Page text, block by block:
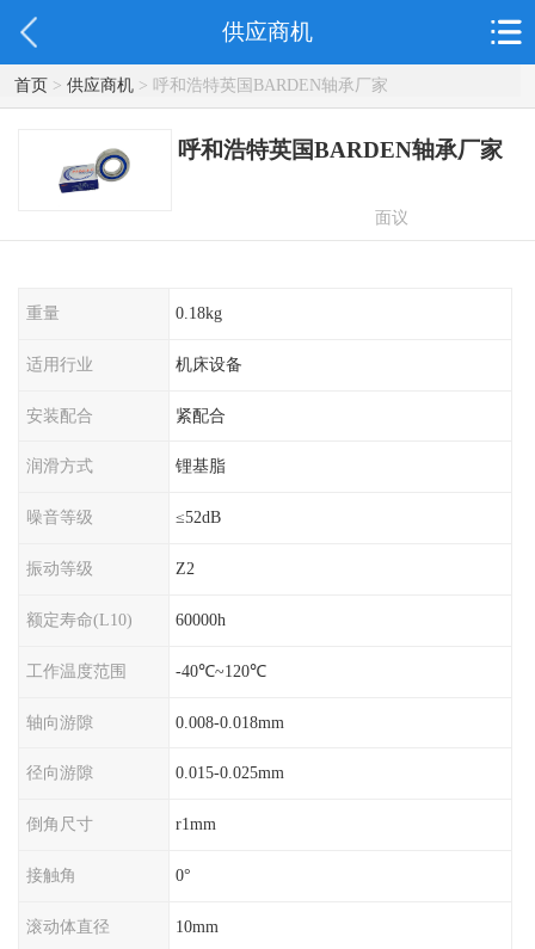
供应商机
首页> 供应商机> 呼和浩特英国BARDEN轴承厂家
呼和浩特英国BARDEN轴承厂家
面议
重量 0.18kg
适用行业 机床设备
安装配合 紧配合
润滑方式 锂基脂
噪音等级 ≤52dB
振动等级 Z2
额定寿命(L10) 60000h
工作温度范围 -40℃~120℃
轴向游隙 0.008-0.018mm
径向游隙 0.015-0.025mm
倒角尺寸 r1mm
接触角 0°
滚动体直径 10mm